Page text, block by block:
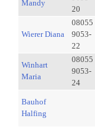
Mandy
20
Wierer Diana
08055
9053-
22
Winhart
Maria
08055
9053-
24
Bauhof
Halfing